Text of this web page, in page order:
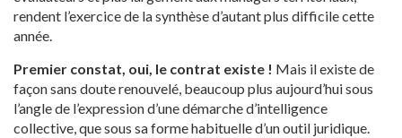
rendent l’exercice de la synthèse d’autant plus difficile cette
année.
Premier constat, oui, le contrat existe ! Mais il existe de
façon sans doute renouvelé, beaucoup plus aujourd’hui sous
l’angle de l’expression d’une démarche d’intelligence
collective, que sous sa forme habituelle d’un outil juridique.